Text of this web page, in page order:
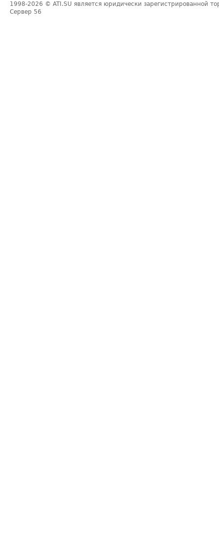
1998-2026 © ATI.SU является юридически зарегистрированной
Сервер 56